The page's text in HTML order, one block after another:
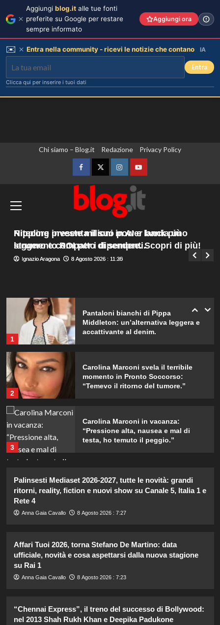
Chi siamo – Blog.it Redazione Privacy Policy
FacebookTwitterInstagramYouTube
principale
Zelensky in Serbia, prima visita
dall’inizio della guerra
Giuseppe Recca 8 Agosto 2026 : 7:45
Nitecore presenta il suo power bank più
leggero e compatto di sempre. Scopri di più!
Ignazio Aragona 8 Agosto 2026 : 11:30
Rippling investe milioni in AI e lancia uno
strumento ROI per i dipendenti.
Ignazio Aragona 8 Agosto 2026 : 11:25
Carolina Marconi in vacanza:
“Pressione alta, nausea e mal di
testa, ho temuto il peggio.”
Debora Bragetti in vacanza da sola:
finita la relazione con Alessio Pilli
Elisabetta Gregoraci incontra la
1
Pantaloni bianchi di Pippa
Middleton: un’alternativa leggera e
accattivante al denim.
2
Carolina Marconi svela il terribile
momento in Pronto Soccorso:
“Temevo il ritorno del tumore.”
3
Carolina Marconi in vacanza:
“Pressione alta, nausea e mal di
testa, ho temuto il peggio.”
Debora Bragetti in vacanza da sola:
finita la relazione con Alessio Pilli
Stella?
da ricordare insieme.
Palinsesti Mediaset 2026-2027, tutte le novità: grandi
ritorni, reality, fiction e nuovi show su Canale 5, Italia 1 e
Rete 4
Anna Gaia Cavallo 8 Agosto 2026 : 7:27
Affari Tuoi 2026, torna Stefano De Martino: data
ufficiale, novità e cosa aspettarsi dalla nuova stagione
su Rai 1
Anna Gaia Cavallo 8 Agosto 2026 : 7:23
“Chennai Express”, il treno del successo di Bollywood:
nel 2013 Shah Rukh Khan e Deepika Padukone
Aggiungi blog.it alle tue fonti
preferite su Google per restare
sempre informato
Aggiungi ora
✉️ Entra nella community - ricevi le notizie che contano IA
Entra
Clicca qui per inserire i tuoi dati